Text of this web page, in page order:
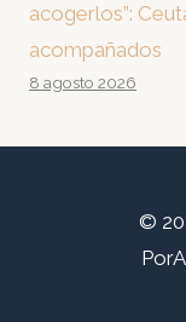
acogerlos”:
acompañados
8 agosto 2026
©